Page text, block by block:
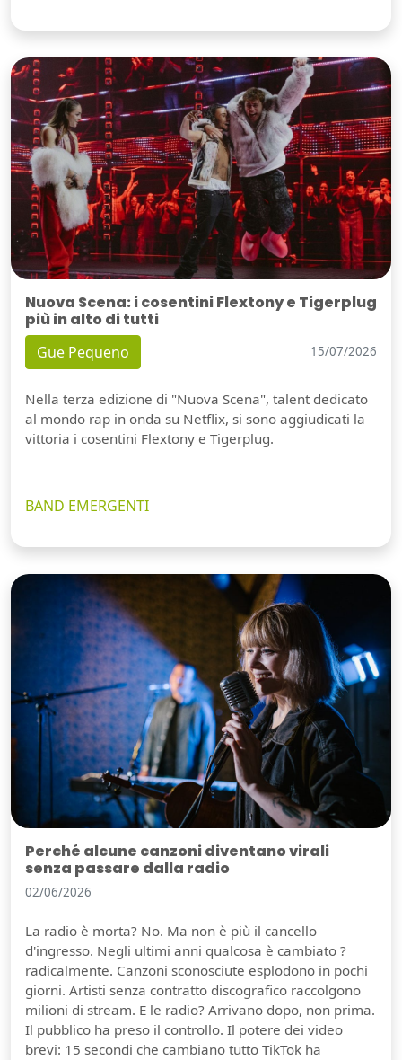
Nuova Scena: i cosentini Flextony e Tigerplug
più in alto di tutti
Gue Pequeno 15/07/2026
Nella terza edizione di "Nuova Scena", talent dedicato
al mondo rap in onda su Netflix, si sono aggiudicati la
vittoria i cosentini Flextony e Tigerplug.
BAND EMERGENTI
Perché alcune canzoni diventano virali
senza passare dalla radio
02/06/2026
La radio è morta? No. Ma non è più il cancello
d'ingresso. Negli ultimi anni qualcosa è cambiato ?
radicalmente. Canzoni sconosciute esplodono in pochi
giorni. Artisti senza contratto discografico raccolgono
milioni di stream. E le radio? Arrivano dopo, non prima.
Il pubblico ha preso il controllo. Il potere dei video
brevi: 15 secondi che cambiano tutto TikTok ha